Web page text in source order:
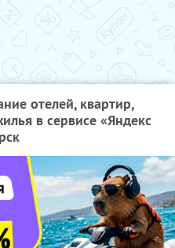
отелей, квартир,
в сервисе «Яндекс